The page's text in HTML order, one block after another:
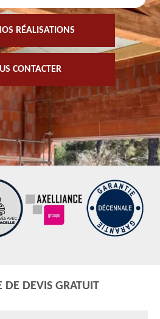
RÉALISATIONS
CONTACTER
DE DEVIS GRATUIT